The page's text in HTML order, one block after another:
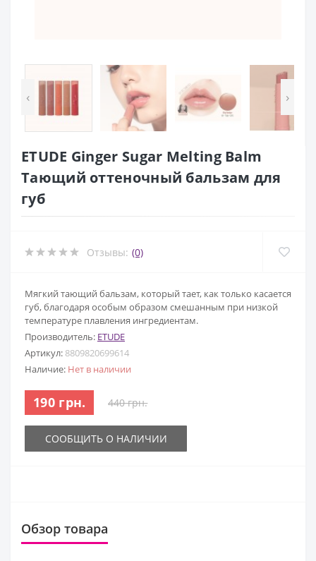
‹ ›
ETUDE Ginger Sugar Melting Balm
Тающий оттеночный бальзам для
губ
Отзывы: (0)
Мягкий тающий бальзам, который тает, как только касается
губ, благодаря особым образом смешанным при низкой
температуре плавления ингредиентам.
Производитель: ETUDE
Артикул: 8809820699614
Наличие: Нет в наличии
190 грн. 440 грн.
СООБЩИТЬ О НАЛИЧИИ
Обзор товара